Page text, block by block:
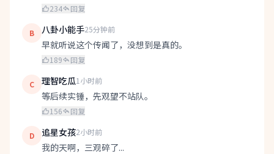
234 回复
B 八卦小能手25分钟前
早就听说这个传闻了，没想到是真的。
189 回复
C 理智吃瓜1小时前
等后续实锤，先观望不站队。
156 回复
D 追星女孩2小时前
我的天啊，三观碎了...